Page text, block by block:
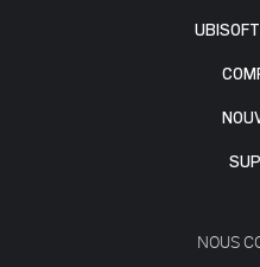
NOUS